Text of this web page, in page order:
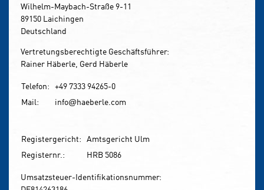
Wilhelm-Maybach-Straße 9-11
89150 Laichingen
Deutschland
Vertretungsberechtigte Geschäftsführer:
Rainer Häberle, Gerd Häberle
Telefon: +49 7333 94265-0
Mail:
info@haeberle.com
Registergericht: Amtsgericht Ulm
Registernr.:
HRB 5086
Umsatzsteuer-Identifikationsnummer: